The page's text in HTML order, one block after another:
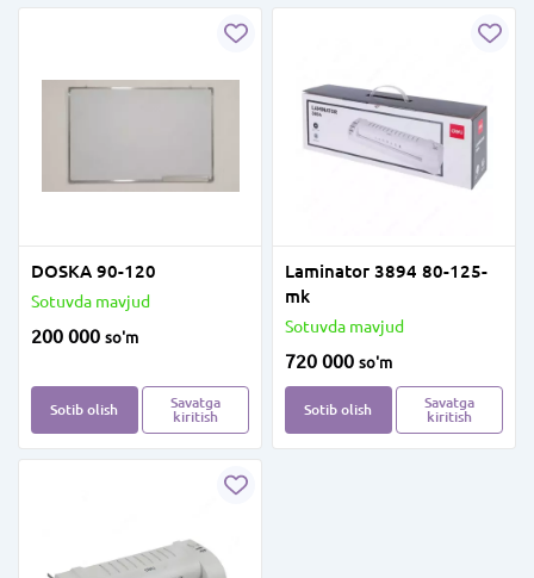
DOSKA 90-120
Sotuvda mavjud
200 000 so'm
Sotib olish
Savatga
kiritish
Laminator 3894 80-125-
mk
Sotuvda mavjud
720 000 so'm
Sotib olish
Savatga
kiritish